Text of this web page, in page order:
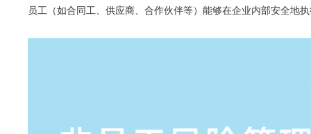
员工（如合同工、供应商、合作伙伴等）能够在企业内部安全地